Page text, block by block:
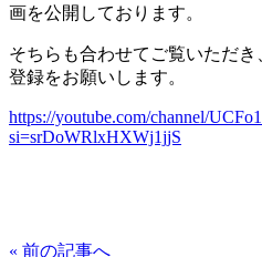
画を公開しております。
そちらも合わせてご覧いただ
登録をお願いします。
https://youtube.com/channel/
si=srDoWRlxHXWj1jjS
« 前の記事へ